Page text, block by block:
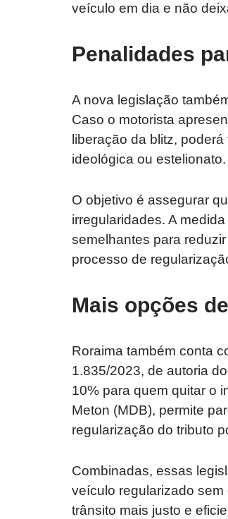
veículo em dia e não
Penalidades
A nova legislação
Caso o motorista
liberação da blitz, poderá
ideológica ou estelionato.
O objetivo é assegurar
irregularidades. A
semelhantes para
processo de
Mais opções
Roraima também conta
1.835/2023, de autoria
10% para quem quitar o
Meton (MDB), permite
regularização do tributo
Combinadas, essas
veículo regularizado
trânsito mais justo e